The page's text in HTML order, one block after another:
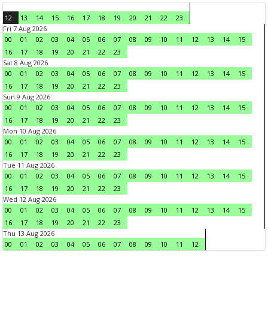
12 13 14 15 16 17 18 19 20 21 22
23
Fri 7 Aug 2026
00
01 02 03 04 05 06 07 08 09 10 11 12 13 14
15
16
17 18 19 20 21 22
23
Sat 8 Aug 2026
00
01 02 03 04 05 06 07 08 09 10 11 12 13 14
15
16
17 18 19 20 21 22
23
Sun 9 Aug 2026
00
01 02 03 04 05 06 07 08 09 10 11 12 13 14
15
16
17 18 19 20 21 22
23
Mon 10 Aug 2026
00
01 02 03 04 05 06 07 08 09 10 11 12 13 14
15
16
17 18 19 20 21 22
23
Tue 11 Aug 2026
00
01 02 03 04 05 06 07 08 09 10 11 12 13 14
15
16
17 18 19 20 21 22
23
Wed 12 Aug 2026
00
01 02 03 04 05 06 07 08 09 10 11 12 13 14
15
16
17 18 19 20 21 22
23
Thu 13 Aug 2026
00
01 02 03 04 05 06 07 08 09 10 11 12